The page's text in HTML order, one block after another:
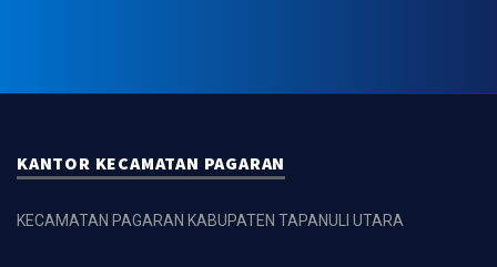
KANTOR KECAMATAN PAGARAN
KECAMATAN PAGARAN KABUPATEN TAPANULI UTARA